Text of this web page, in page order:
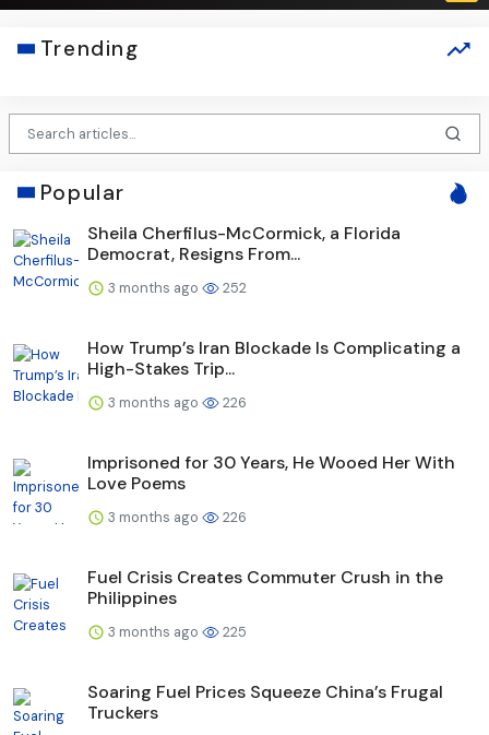
Trending
Popular
Sheila Cherfilus-McCormick, a Florida
Democrat, Resigns From...
3 months ago 252
How Trump’s Iran Blockade Is Complicating a
High-Stakes Trip...
3 months ago 226
Imprisoned for 30 Years, He Wooed Her With
Love Poems
3 months ago 226
Fuel Crisis Creates Commuter Crush in the
Philippines
3 months ago 225
Soaring Fuel Prices Squeeze China’s Frugal
Truckers